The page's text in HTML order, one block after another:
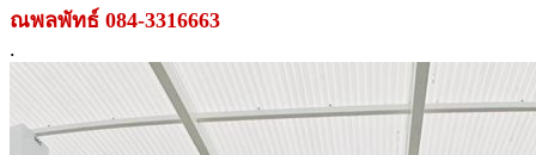
ณพลพัทธ์ 084-3316663
.